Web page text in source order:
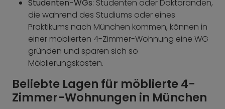
Studenten-WGs: Studenten oder Doktoranden,
die während des Studiums oder eines
Praktikums nach München kommen, können in
einer möblierten 4-Zimmer-Wohnung eine WG
gründen und sparen sich so
Möblierungskosten.
Beliebte Lagen für möblierte 4-
Zimmer-Wohnungen in München